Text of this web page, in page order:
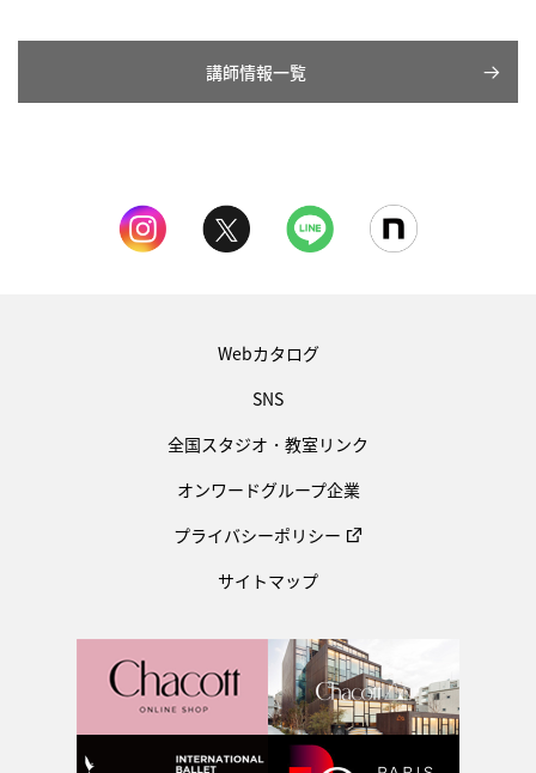
講師情報一覧
Webカタログ
SNS
全国スタジオ・教室リンク
オンワードグループ企業
プライバシーポリシー
サイトマップ